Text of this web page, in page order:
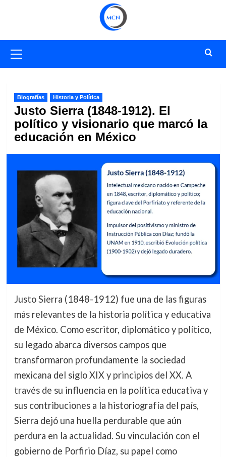
primario
Biografías Historia y Política
Justo Sierra (1848-1912). El
político y visionario que marcó la
educación en México
Justo Sierra (1848-1912) fue una de las figuras
más relevantes de la historia política y educativa
de México. Como escritor, diplomático y político,
su legado abarca diversos campos que
transformaron profundamente la sociedad
mexicana del siglo XIX y principios del XX. A
través de su influencia en la política educativa y
sus contribuciones a la historiografía del país,
Sierra dejó una huella perdurable que aún
perdura en la actualidad. Su vinculación con el
gobierno de Porfirio Díaz, su papel como